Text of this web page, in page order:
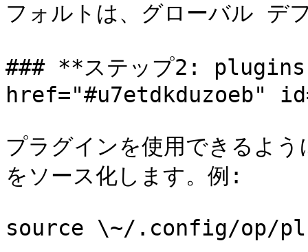
フォルトは、グローバル デ
### **ステップ2:
href="#u7etdkduzoeb"
プラグインを使用できるよ
をソース化します。例:
source \~/.config/op/